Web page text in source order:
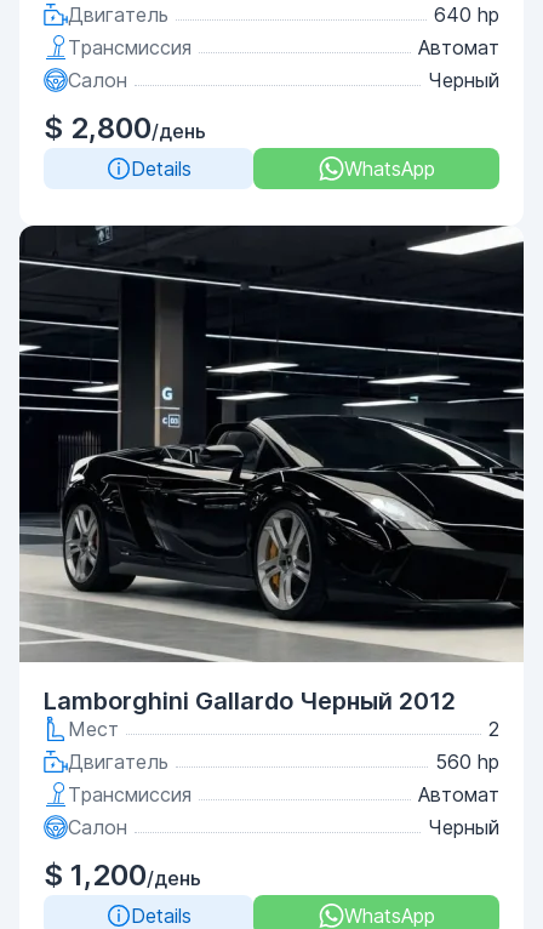
Двигатель
640 hp
Трансмиссия
Автомат
Салон
Черный
$ 2,800/день
Details
WhatsApp
Lamborghini Gallardo Черный 2012
Мест
2
Двигатель
560 hp
Трансмиссия
Автомат
Салон
Черный
$ 1,200/день
Details
WhatsApp